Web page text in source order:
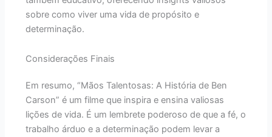
sobre como viver uma vida de propósito e
determinação.
Considerações Finais
Em resumo, “Mãos Talentosas: A História de Ben
Carson” é um filme que inspira e ensina valiosas
lições de vida. É um lembrete poderoso de que a fé, o
trabalho árduo e a determinação podem levar a